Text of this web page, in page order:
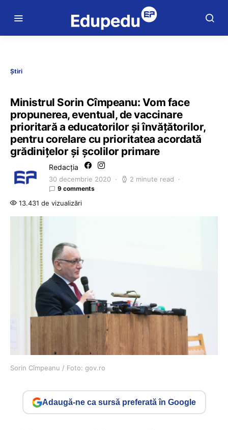
Știri
Ministrul Sorin Cîmpeanu: Vom face
propunerea, eventual, de vaccinare
prioritară a educatorilor și învățătorilor,
pentru corelare cu prioritatea acordată
grădinițelor și școlilor primare
Redacția
30 decembrie 2020 2 minute read
9 comments
13.431 de vizualizări
Sorin Cîmpeanu / Foto: gov.ro
Adaugă-ne ca sursă preferată în Google